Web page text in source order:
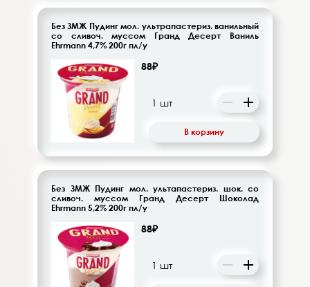
Без ЗМЖ Пудинг мол. ультрапастериз. ванильный
со сливоч. муссом Гранд Десерт Ваниль
Ehrmann 4,7% 200г пл/у
88₽
В корзину
Без ЗМЖ Пудинг мол. ультапастериз. шок. со
сливоч. муссом Гранд Десерт Шоколад
Ehrmann 5,2% 200г пл/у
88₽